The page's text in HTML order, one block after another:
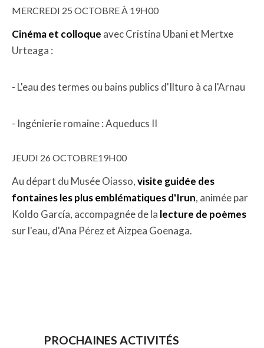
MERCREDI 25 OCTOBRE À 19H00
Cinéma et colloque avec Cristina Ubani et Mertxe
Urteaga :
- L'eau des termes ou bains publics d'Ilturo à ca l'Arnau
- Ingénierie romaine : Aqueducs II
JEUDI 26 OCTOBRE19H00
Au départ du Musée Oiasso,visite guidée des
fontaines les plus emblématiques d'Irun, animée par
Koldo García, accompagnée de la lecture de poèmes
sur l'eau, d'Ana Pérez et Aizpea Goenaga.
PROCHAINES ACTIVITÉS